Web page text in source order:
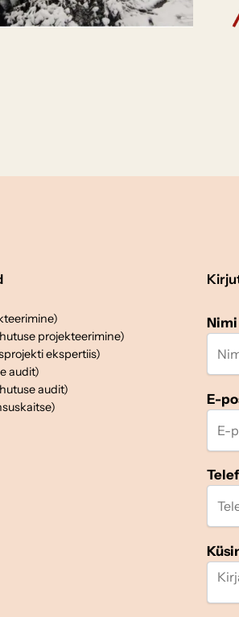
projekteerimine)
ekspertiis)
audit)
audit)
Nimi
E-